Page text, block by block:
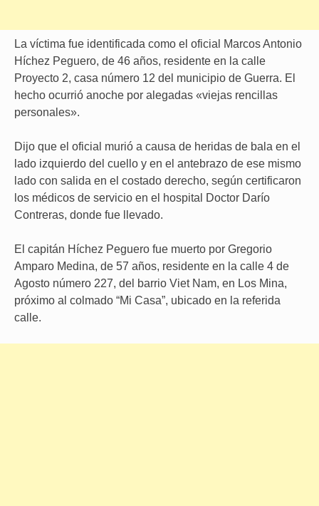
La víctima fue identificada como el oficial Marcos Antonio
Híchez Peguero, de 46 años, residente en la calle
Proyecto 2, casa número 12 del municipio de Guerra. El
hecho ocurrió anoche por alegadas «viejas rencillas
personales».
Dijo que el oficial murió a causa de heridas de bala en el
lado izquierdo del cuello y en el antebrazo de ese mismo
lado con salida en el costado derecho, según certificaron
los médicos de servicio en el hospital Doctor Darío
Contreras, donde fue llevado.
El capitán Híchez Peguero fue muerto por Gregorio
Amparo Medina, de 57 años, residente en la calle 4 de
Agosto número 227, del barrio Viet Nam, en Los Mina,
próximo al colmado “Mi Casa”, ubicado en la referida
calle.